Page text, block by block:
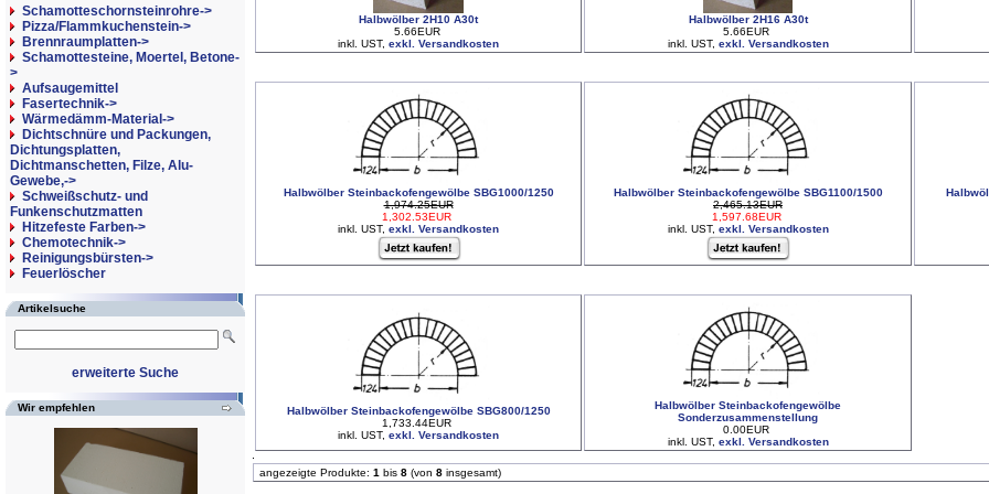
Schamotteschornsteinrohre->
Pizza/Flammkuchenstein->
Brennraumplatten->
Schamottesteine, Moertel, Betone-
>
Aufsaugemittel
Fasertechnik->
Wärmedämm-Material->
Dichtschnüre und Packungen,
Dichtungsplatten,
Dichtmanschetten, Filze, Alu-
Gewebe,->
Schweißschutz- und
Funkenschutzmatten
Hitzefeste Farben->
Chemotechnik->
Reinigungsbürsten->
Feuerlöscher
Artikelsuche
erweiterte Suche
Wir empfehlen
Halbwölber 2H10 A30t
5.66EUR
inkl. UST, exkl. Versandkosten
Halbwölber 2H16 A30t
5.66EUR
inkl. UST, exkl. Versandkosten
Halbwölber Steinbackofengewölbe SBG1000/1250
1,974.25EUR
1,302.53EUR
inkl. UST, exkl. Versandkosten
Halbwölber Steinbackofengewölbe SBG1100/1500
2,465.13EUR
1,597.68EUR
inkl. UST, exkl. Versandkosten
Halbwölber Steinbackofengewölbe SBG800/1250
1,733.44EUR
inkl. UST, exkl. Versandkosten
Halbwölber Steinbackofengewölbe
Sonderzusammenstellung
0.00EUR
inkl. UST, exkl. Versandkosten
angezeigte Produkte: 1 bis 8 (von 8 insgesamt)